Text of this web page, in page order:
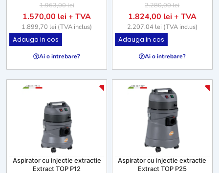
1.963,00lei
1.570,00 lei+ TVA
1.899,70 lei (TVA inclus)
Adauga in cos
Ai o intrebare?
2.280,00lei
1.824,00 lei+ TVA
2.207,04 lei (TVA inclus)
Adauga in cos
Ai o intrebare?
-25%
Aspirator cu injectie extractie
Extract TOP P12
-
Aspirator cu injectie extractie
Extract TOP P25